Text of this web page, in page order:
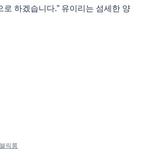
로 하겠습니다.” 유이리는 섬세한 양
릭룸